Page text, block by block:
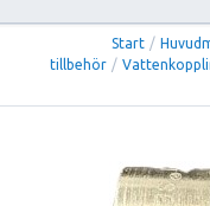
Start /
tillbehör /